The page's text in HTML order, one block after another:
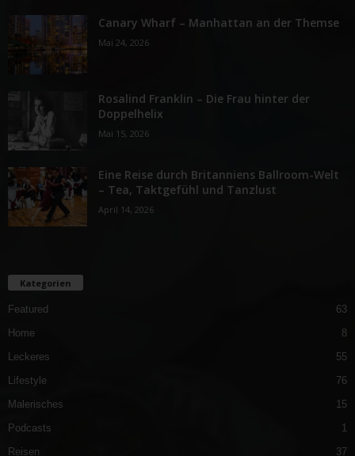
Canary Wharf – Manhattan an der Themse
Mai 24, 2026
Rosalind Franklin – Die Frau hinter der
Doppelhelix
Mai 15, 2026
Eine Reise durch Britanniens Ballroom-Welt
– Tea, Taktgefühl und Tanzlust
April 14, 2026
Kategorien
Featured
63
Home
8
Leckeres
55
Lifestyle
76
Malerisches
15
Podcasts
1
Reisen
37